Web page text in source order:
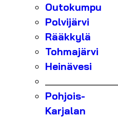
Outokumpu
Polvijärvi
Rääkkylä
Tohmajärvi
Heinävesi
Pohjois-
Karjalan